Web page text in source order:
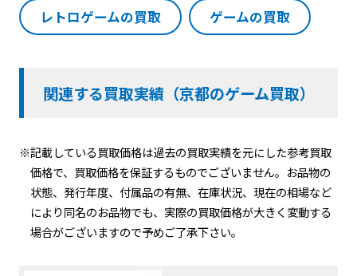
レトロゲームの買取 ゲームの買取
関連する買取実績（京都のゲーム買取）
※記載している買取価格は過去の買取実績を元にした参考買取
価格で、買取価格を保証するものでございません。お品物の
状態、発行年度、付属品の有無、在庫状況、現在の相場など
により同名のお品物でも、実際の買取価格が大きく変動する
場合がございますので予めご了承下さい。